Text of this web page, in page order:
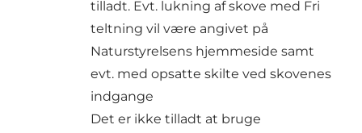
tilladt. Evt. lukning af skove med Fri
teltning vil være angivet på
Naturstyrelsens hjemmeside samt
evt. med opsatte skilte ved skovenes
indgange
Det er ikke tilladt at bruge